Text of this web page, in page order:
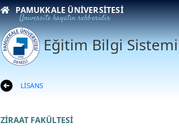
PAMUKKALE ÜNIVERSITESI
Üniversite hayatın rehberidir
Eğitim Bilgi Sistemi
LİSANS
ZİRAAT FAKÜLTESİ